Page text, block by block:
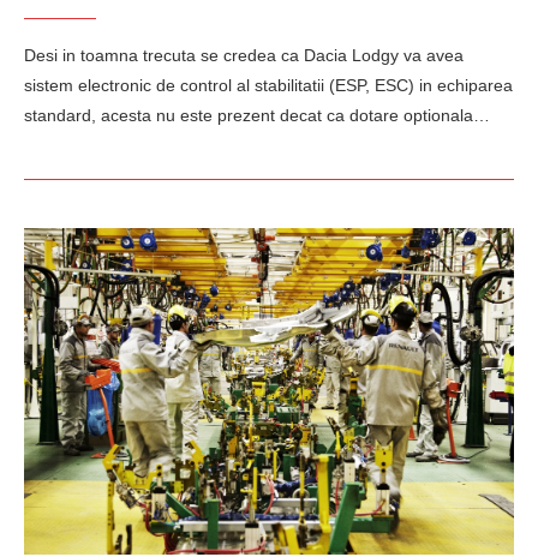
Desi in toamna trecuta se credea ca Dacia Lodgy va avea
sistem electronic de control al stabilitatii (ESP, ESC) in echiparea
standard, acesta nu este prezent decat ca dotare optionala…